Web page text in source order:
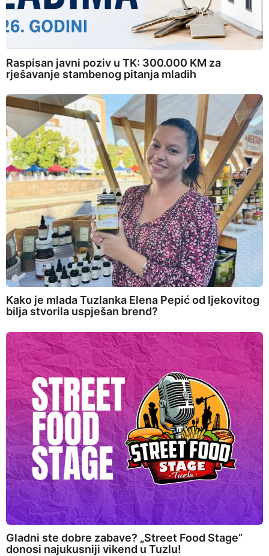
Raspisan javni poziv u TK: 300.000 KM za
rješavanje stambenog pitanja mladih
Kako je mlada Tuzlanka Elena Pepić od ljekovitog
bilja stvorila uspješan brend?
Gladni ste dobre zabave? „Street Food Stage”
donosi najukusniji vikend u Tuzlu!